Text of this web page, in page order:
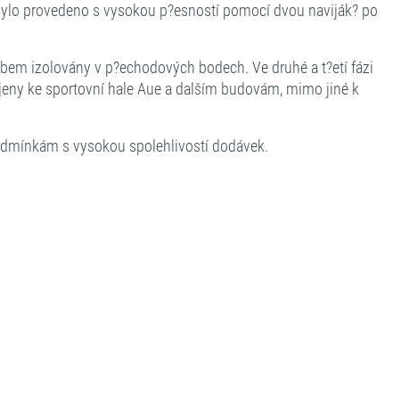
provedeno s vysokou p?esností pomocí dvou naviják? po
izolovány v p?echodových bodech. Ve druhé a t?etí fázi
ke sportovní hale Aue a dalším budovám, mimo jiné k
s vysokou spolehlivostí dodávek.